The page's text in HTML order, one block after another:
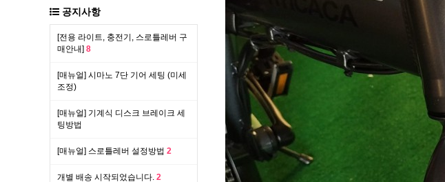
공지사항
[전용 라이트, 충전기, 스로틀레버 구
매안내] 8
[매뉴얼] 시마노 7단 기어 세팅 (미세
조정)
[매뉴얼] 기계식 디스크 브레이크 세
팅방법
[매뉴얼] 스로틀레버 설정방법 2
개별 배송 시작되었습니다. 2